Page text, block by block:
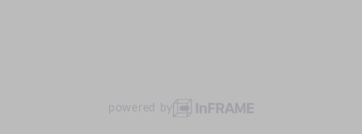
powered by